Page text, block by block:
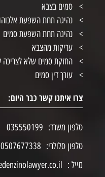
סמים בצבא
נהיגה תחת השפעת
נהיגה תחת השפעת סמים
עריקות מהצבא
החזקת סמים שלא לצריכה
עורך דין סמים
צרו איתנו קשר כבר היום:
טלפון משרד: 035550199
טלפון סלולרי: 0507677338
מייל :